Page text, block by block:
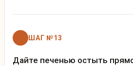
ШАГ №13
Дайте печенью остыть